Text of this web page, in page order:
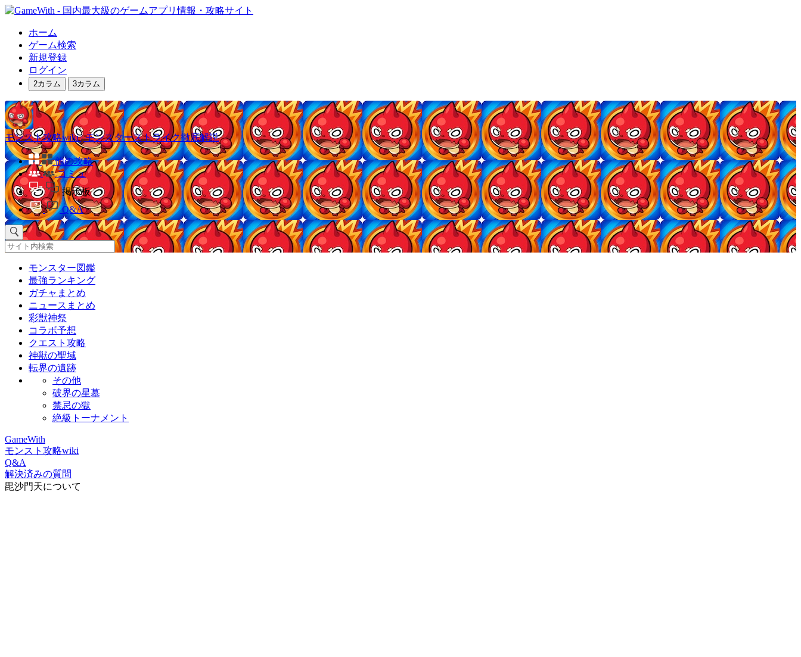
ホーム
ゲーム検索
新規登録
ログイン
2カラム 3カラム
モンスト攻略wiki | モンスターストライク徹底解説
他の攻略
コミュ
掲示板
Q&A
モンスター図鑑
最強ランキング
ガチャまとめ
ニュースまとめ
彩獣神祭
コラボ予想
クエスト攻略
神獣の聖域
転界の遺跡
その他
破界の星墓
禁忌の獄
絶級トーナメント
GameWith
モンスト攻略wiki
Q&A
解決済みの質問
毘沙門天について